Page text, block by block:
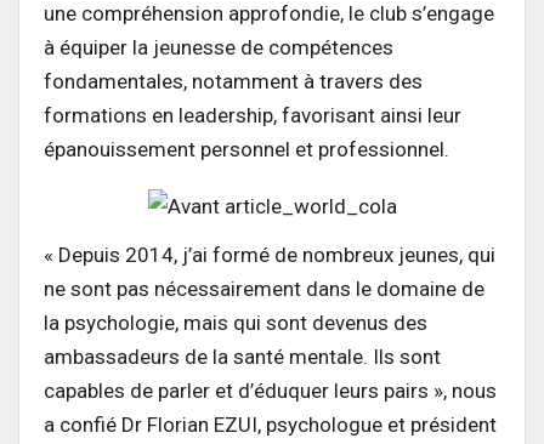
une compréhension approfondie, le club s’engage
à équiper la jeunesse de compétences
fondamentales, notamment à travers des
formations en leadership, favorisant ainsi leur
épanouissement personnel et professionnel.
« Depuis 2014, j’ai formé de nombreux jeunes, qui
ne sont pas nécessairement dans le domaine de
la psychologie, mais qui sont devenus des
ambassadeurs de la santé mentale. Ils sont
capables de parler et d’éduquer leurs pairs », nous
a confié Dr Florian EZUI, psychologue et président